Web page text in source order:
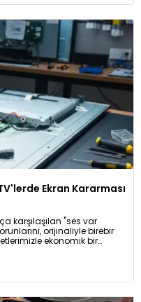
karşılaşılan "ses var
orijinaliyle birebir
ekonomik bir
de uzun ömürlü bir tamir
seçin, Türkiye'nin her
ilk günkü